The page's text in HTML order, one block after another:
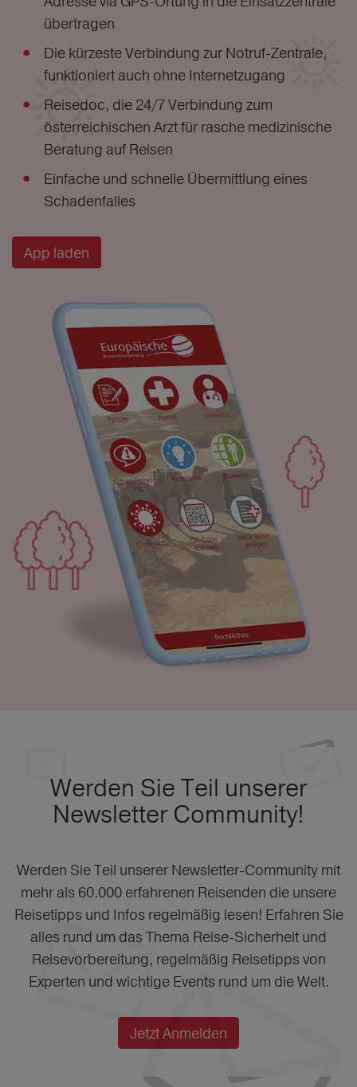
übertragen
Die kürzeste Verbindung zur Notruf-Zentrale,
funktioniert auch ohne Internetzugang
Reisedoc, die 24/7 Verbindung zum
österreichischen Arzt für rasche medizinische
Beratung auf Reisen
Einfache und schnelle Übermittlung eines
Schadenfalles
App laden
Werden Sie Teil unserer
Newsletter Community!
Werden Sie Teil unserer Newsletter-Community mit
mehr als 60.000 erfahrenen Reisenden die unsere
Reisetipps und Infos regelmäßig lesen! Erfahren Sie
alles rund um das Thema Reise-Sicherheit und
Reisevorbereitung, regelmäßig Reisetipps von
Experten und wichtige Events rund um die Welt.
Jetzt Anmelden